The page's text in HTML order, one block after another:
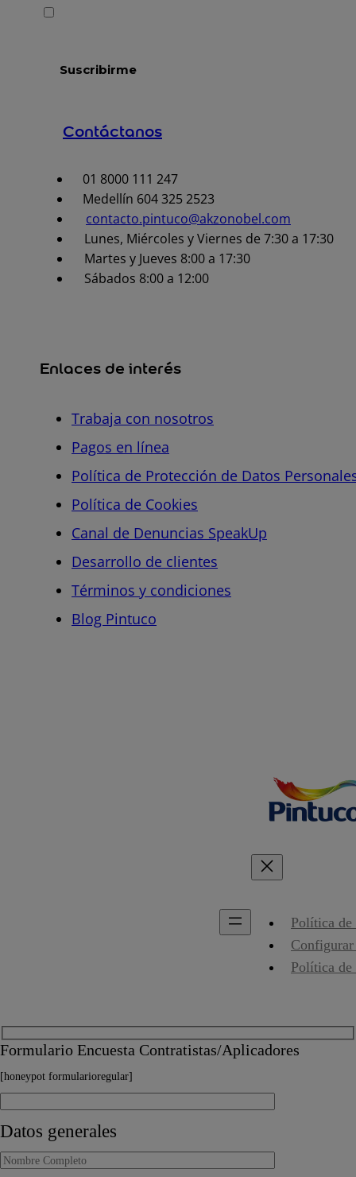
Contáctanos
01 8000 111 247
Medellín 604 325 2523
contacto.pintuco@akzonobel.com
Lunes, Miércoles y Viernes de 7:30 a 17:30
Martes y Jueves 8:00 a 17:30
Sábados 8:00 a 12:00
Enlaces de interés
Trabaja con nosotros
Pagos en línea
Política de Protección de Datos
Política de Cookies
Canal de Denuncias SpeakUp
Desarrollo de clientes
Términos y condiciones
Blog Pintuco
Política de
Política
Formulario Encuesta Contratistas/Aplicadores
[honeypot formularioregular]
Datos generales